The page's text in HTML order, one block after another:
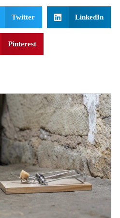
Twitter LinkedIn
Pinterest